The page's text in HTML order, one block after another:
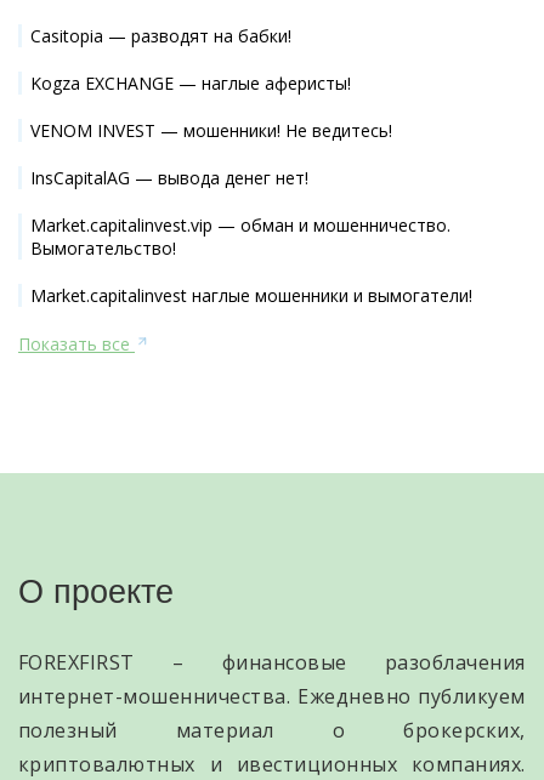
Casitopia — разводят на бабки!
Kogza EXCHANGE — наглые аферисты!
VENOM INVEST — мошенники! Не ведитесь!
InsCapitalAG — вывода денег нет!
Market.capitalinvest.vip — обман и мошенничество.
Вымогательство!
Market.capitalinvest наглые мошенники и вымогатели!
Показать все
О проекте
FOREXFIRST – финансовые разоблачения
интернет-мошенничества. Ежедневно публикуем
полезный материал о брокерских,
криптовалютных и ивестиционных компаниях.